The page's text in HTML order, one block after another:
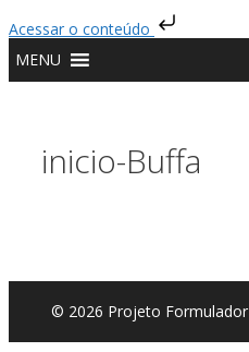
Acessar o conteúdo
MENU
inicio-Buffa
© 2026 Projeto Formulador